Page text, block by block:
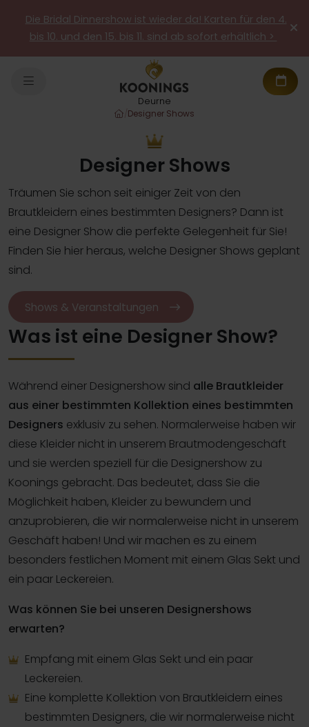
Die Bridal Dinnershow ist wieder da! Karten für den 4.
bis 10. und den 15. bis 11. sind ab sofort erhältlich >
Deurne
Designer Shows
Designer Shows
Träumen Sie schon seit einiger Zeit von den
Brautkleidern eines bestimmten Designers? Dann ist
eine Designer Show die perfekte Gelegenheit für Sie!
Finden Sie hier heraus, welche Designer Shows geplant
sind.
Shows & Veranstaltungen
Was ist eine Designer Show?
Während einer Designershow sind alle Brautkleider
aus einer bestimmten Kollektion eines bestimmten
Designers exklusiv zu sehen. Normalerweise haben wir
diese Kleider nicht in unserem Brautmodengeschäft
und sie werden speziell für die Designershow zu
Koonings gebracht. Das bedeutet, dass Sie die
Möglichkeit haben, Kleider zu bewundern und
anzuprobieren, die wir normalerweise nicht in unserem
Geschäft haben! Und wir machen es zu einem
besonders festlichen Moment mit einem Glas Sekt und
ein paar Leckereien.
Was können Sie bei unseren Designershows
erwarten?
Empfang mit einem Glas Sekt und ein paar
Leckereien.
Eine komplette Kollektion von Brautkleidern eines
bestimmten Designers, die wir normalerweise nicht